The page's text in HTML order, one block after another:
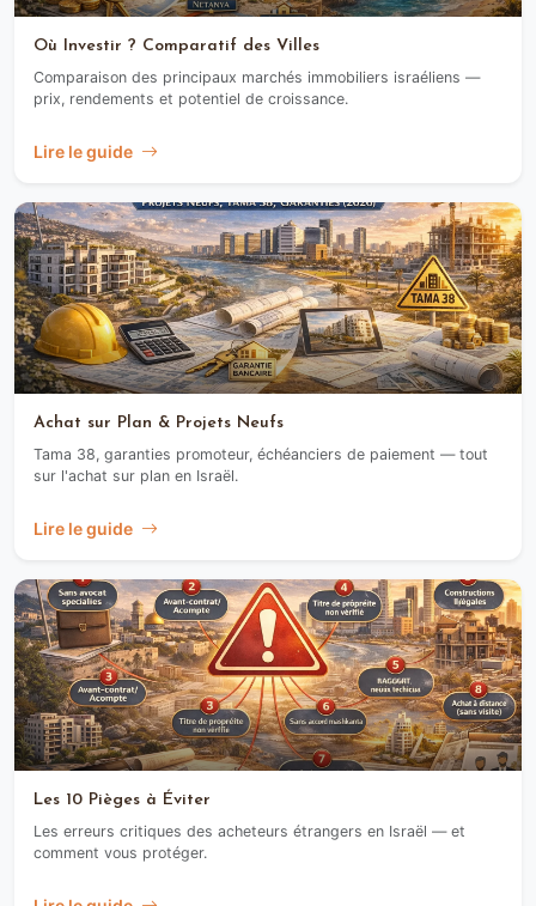
Où Investir ? Comparatif des Villes
Comparaison des principaux marchés immobiliers israéliens —
prix, rendements et potentiel de croissance.
Lire le guide
Achat sur Plan & Projets Neufs
Tama 38, garanties promoteur, échéanciers de paiement — tout
sur l'achat sur plan en Israël.
Lire le guide
Les 10 Pièges à Éviter
Les erreurs critiques des acheteurs étrangers en Israël — et
comment vous protéger.